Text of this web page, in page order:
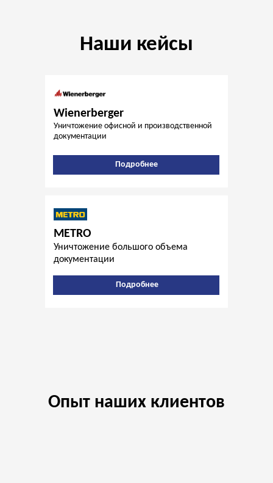
METRO
Уничтожение большого объема
документации
Подробнее
Наши кейсы
Wienerberger
Уничтожение офисной и производственной
документации
Подробнее
Опыт наших клиентов